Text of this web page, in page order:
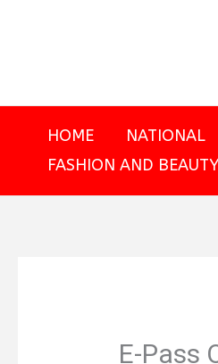
HOME NATIONAL
FASHION AND BEAUTY
E-Pass